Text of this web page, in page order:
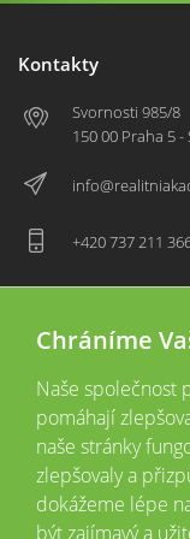
Kontakty
Svornosti 985/8
150 00 Praha 5 -
+420 737 211
2026 ©
Tyto webové stránky
Chráníme
Naše společnost
pomáhají
naše stránky
zlepšovaly a
dokážeme lépe
být zajímavý a